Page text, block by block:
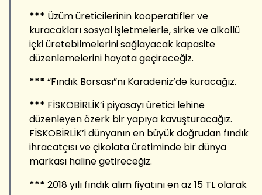
*** Üzüm üreticilerinin kooperatifler ve
kuracakları sosyal işletmelerle, sirke ve alkollü
içki üretebilmelerini sağlayacak kapasite
düzenlemelerini hayata geçireceğiz.
*** “Fındık Borsası”nı Karadeniz’de kuracağız.
*** FİSKOBİRLİK’i piyasayı üretici lehine
düzenleyen özerk bir yapıya kavuşturacağız.
FİSKOBİRLİK’i dünyanın en büyük doğrudan fındık
ihracatçısı ve çikolata üretiminde bir dünya
markası haline getireceğiz.
*** 2018 yılı fındık alım fiyatını en az 15 TL olarak